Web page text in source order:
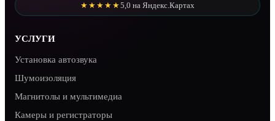
★★★★★5,0 на Яндекс.Картах
УСЛУГИ
Установка автозвука
Шумоизоляция
Магнитолы и мультимедиа
Камеры и регистраторы